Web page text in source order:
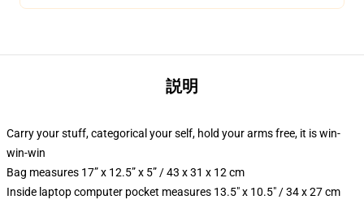
説明
Carry your stuff, categorical your self, hold your arms free, it is win-
win-win
Bag measures 17” x 12.5” x 5” / 43 x 31 x 12 cm
Inside laptop computer pocket measures 13.5" x 10.5" / 34 x 27 cm